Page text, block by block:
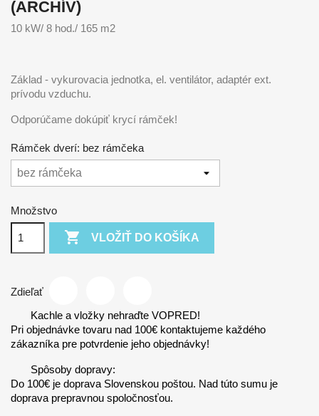
(ARCHÍV)
10 kW/ 8 hod./ 165 m2
Základ - vykurovacia jednotka, el. ventilátor, adaptér ext.
prívodu vzduchu.
Odporúčame dokúpiť krycí rámček!
Rámček dverí: bez rámčeka
Množstvo
 VLOŽIŤ DO KOŠÍKA
Zdieľať
Kachle a vložky nehraďte VOPRED!
Pri objednávke tovaru nad 100€ kontaktujeme každého
zákazníka pre potvrdenie jeho objednávky!
Spôsoby dopravy:
Do 100€ je doprava Slovenskou poštou. Nad túto sumu je
doprava prepravnou spoločnosťou.